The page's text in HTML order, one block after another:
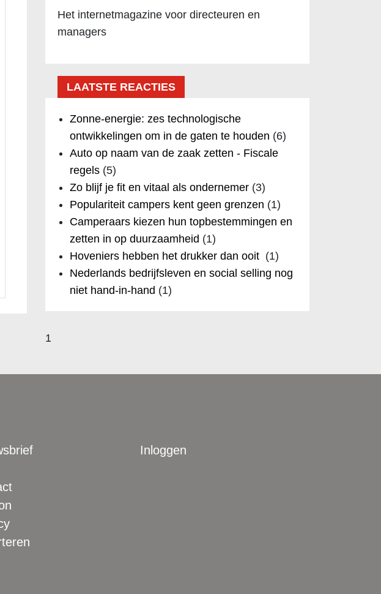
Het internetmagazine voor directeuren en
managers
LAATSTE REACTIES
Zonne-energie: zes technologische
ontwikkelingen om in de gaten te houden (6)
Auto op naam van de zaak zetten - Fiscale
regels(5)
Zo blijf je fit en vitaal als ondernemer(3)
Populariteit campers kent geen grenzen (1)
Camperaars kiezen hun topbestemmingen en
zetten in op duurzaamheid (1)
Hoveniers hebben het drukker dan ooit (1)
Nederlands bedrijfsleven en social selling nog
niet hand-in-hand (1)
1
Inloggen